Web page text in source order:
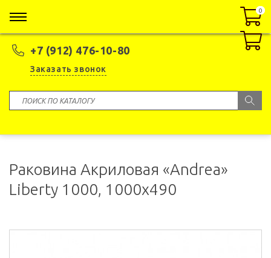
+7 (912) 476-10-80
Заказать звонок
0
0
Раковина Акриловая «Andrea»
Liberty 1000, 1000x490